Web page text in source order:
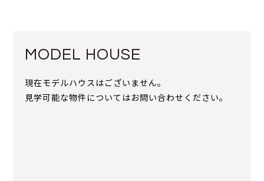
MODEL HOUSE
現在モデルハウスはございません。
見学可能な物件についてはお問い合わせください。